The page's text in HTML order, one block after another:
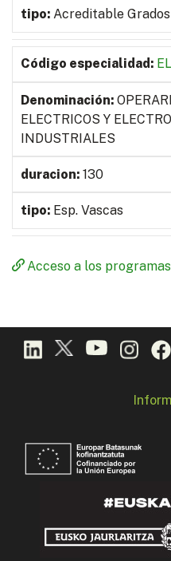
Acreditable Grados
ELECTRICOS Y
INDUSTRIALES
130
Esp. Vascas
Acceso a los